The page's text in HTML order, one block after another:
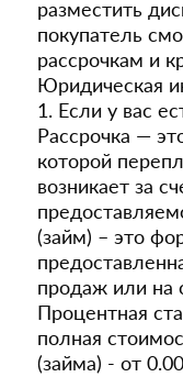
разместить
покупатель
рассрочкам и
Юридическая
1. Если у вас
Рассрочка —
которой
возникает за
(займ) – это
продаж или на
Процентная
полная
(займа) - от